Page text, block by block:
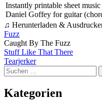
Instantly printable sheet
Daniel Goffey for guitar
♫ Herunterladen &
Fuzz
Caught By The Fuzz
Beitragsnavigation
Stuff Like That There
Tearjerker
Suchen
nach:
Kategorien